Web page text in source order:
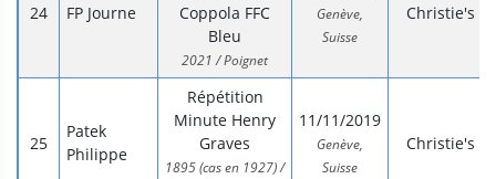
FP Journe
Coppola FFC
Bleu
2021 / Poignet
Genève,
Suisse
Christie's
Patek
Philippe
Répétition
Minute Henry
Graves
1895 (cas en 1927) /
11/11/2019
Genève,
Suisse
Christie's